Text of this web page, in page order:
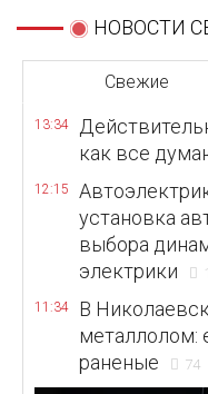
НОВОСТИ
Свежие
13:34
как все
12:15
установка
выбора
электрики
11:34
В
металлолом:
раненые
74